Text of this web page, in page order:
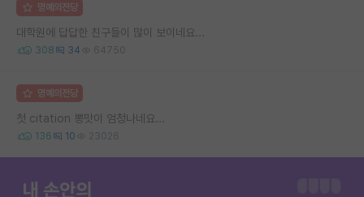
명예의전당
대학원에 답답한 친구들이 많이 보이네요...
308 34 64750
명예의전당
첫 citation 뽕맛이 엄청나네요...
136 10 23026